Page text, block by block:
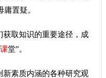
置疑。
获取知识的重要途径，成
堂”。
新素质内涵的各种研究观